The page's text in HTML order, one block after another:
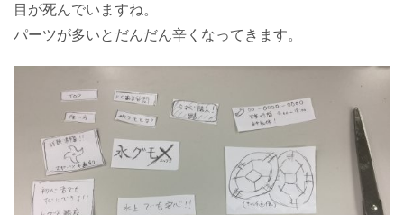
目が死んでいますね。
パーツが多いとだんだん辛くなってきます。